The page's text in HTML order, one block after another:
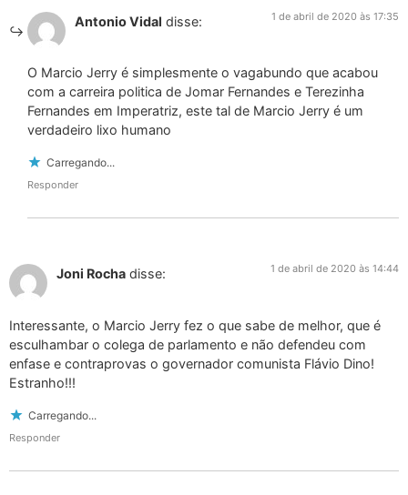
Antonio Vidal disse: 1 de abril de 2020 às 17:35
O Marcio Jerry é simplesmente o vagabundo que acabou
com a carreira politica de Jomar Fernandes e Terezinha
Fernandes em Imperatriz, este tal de Marcio Jerry é um
verdadeiro lixo humano
Carregando...
Responder
Joni Rocha disse: 1 de abril de 2020 às 14:44
Interessante, o Marcio Jerry fez o que sabe de melhor, que é
esculhambar o colega de parlamento e não defendeu com
enfase e contraprovas o governador comunista Flávio Dino!
Estranho!!!
Carregando...
Responder